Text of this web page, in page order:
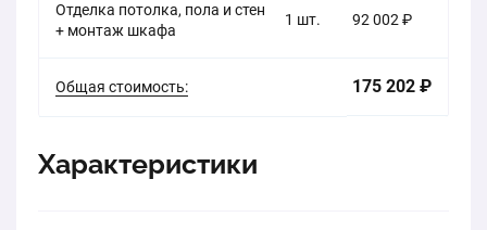
Отделка потолка, пола и стен
+ монтаж шкафа
1 шт. 92 002 ₽
Общая стоимость: 175 202 ₽
Характеристики